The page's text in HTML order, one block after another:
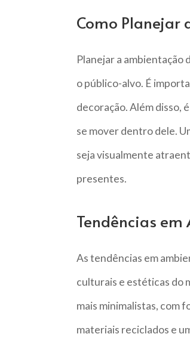
Como Planejar
Planejar a ambientação
o público-alvo. É
decoração. Além disso,
se mover dentro dele.
seja visualmente
presentes.
Tendências
As tendências em
culturais e estéticas do
mais minimalistas, com
materiais reciclados e